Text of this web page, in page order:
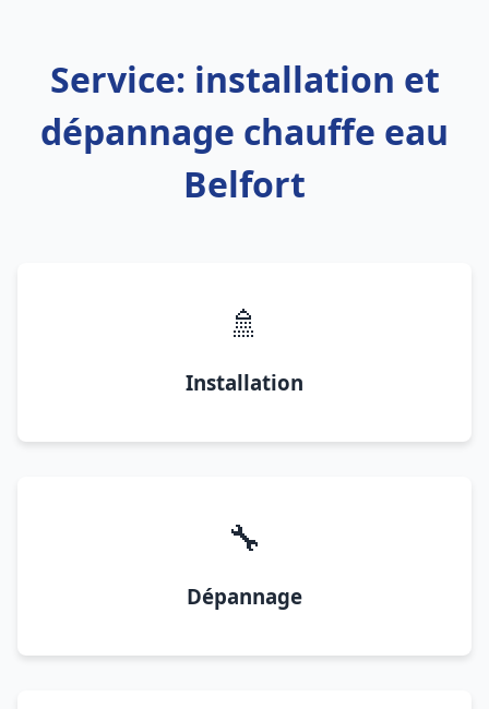
Service: installation et
dépannage chauffe eau
Belfort
🚿
Installation
🔧
Dépannage